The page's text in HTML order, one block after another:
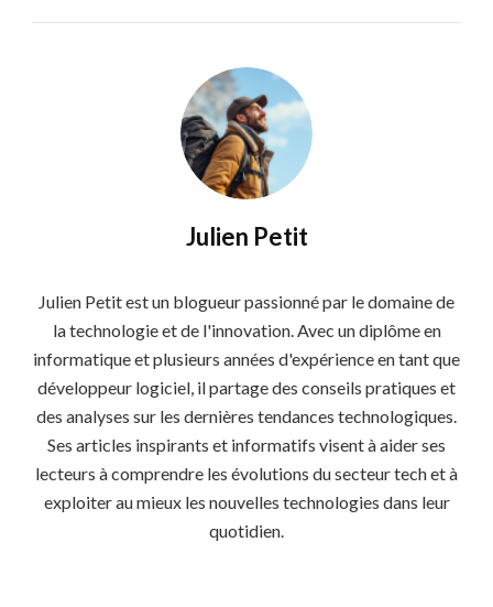
Julien Petit
Julien Petit est un blogueur passionné par le domaine de
la technologie et de l'innovation. Avec un diplôme en
informatique et plusieurs années d'expérience en tant que
développeur logiciel, il partage des conseils pratiques et
des analyses sur les dernières tendances technologiques.
Ses articles inspirants et informatifs visent à aider ses
lecteurs à comprendre les évolutions du secteur tech et à
exploiter au mieux les nouvelles technologies dans leur
quotidien.